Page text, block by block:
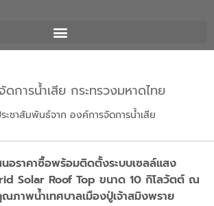
การน้ำเสีย กระทรวงมหาดไทย
ะชาสัมพันธ์จาก องค์การจัดการน้ำเสีย
นอราคาซื้อพร้อมติดตั้งระบบเซลล์แสง
Solar Roof Top ขนาด 10 กิโลวัตต์ ณ
ภาพน้ำเทศบาลเมืองปู่เจ้าสมิงพราย